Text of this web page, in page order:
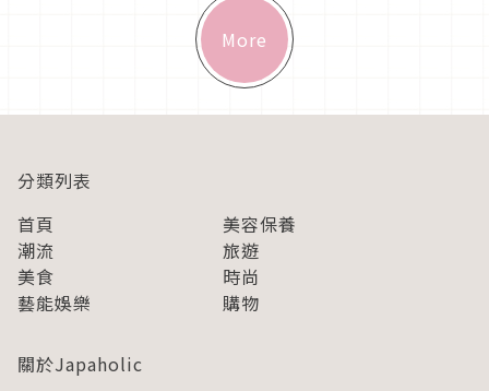
More
分類列表
首頁
美容保養
潮流
旅遊
美食
時尚
藝能娛樂
購物
關於Japaholic